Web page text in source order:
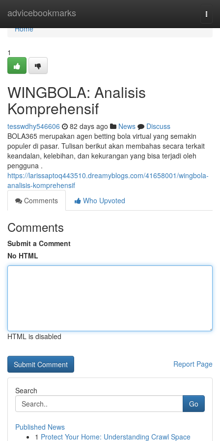
advicebookmarks
Home
Home
1
WINGBOLA: Analisis
Komprehensif
tesswdhy546606 82 days ago News
Discuss
BOLA365 merupakan agen betting bola virtual yang semakin
populer di pasar. Tulisan berikut akan membahas secara terkait
keandalan, kelebihan, dan kekurangan yang bisa terjadi oleh
pengguna .
https://larissaptoq443510.dreamyblogs.com/41658001/wingbola-
analisis-komprehensif
Comments
Who Upvoted
Comments
Submit a Comment
No HTML
HTML is disabled
Report Page
Search
Go
Published News
1 Protect Your Home: Understanding Crawl Space